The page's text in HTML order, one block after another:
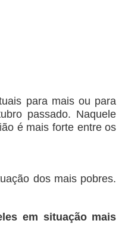
para mais ou para
passado. Naquele
é mais forte entre os
dos mais pobres.
em situação mais